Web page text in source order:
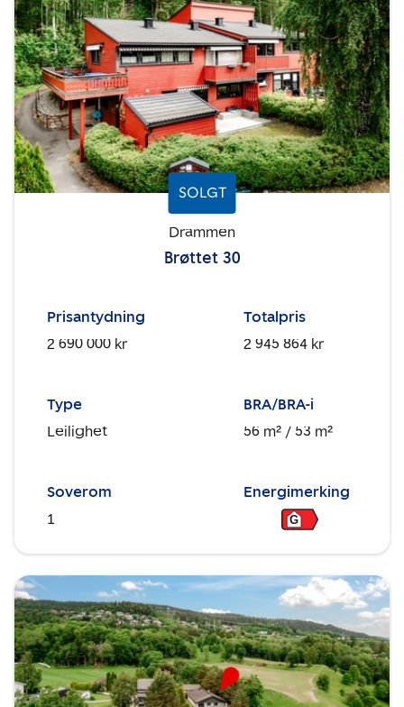
SOLGT
Drammen
Brøttet 30
Prisantydning
2 690 000 kr
Totalpris
2 945 864 kr
Type
Leilighet
BRA/BRA-i
56 m² / 53 m²
Soverom
1
Energimerking
G